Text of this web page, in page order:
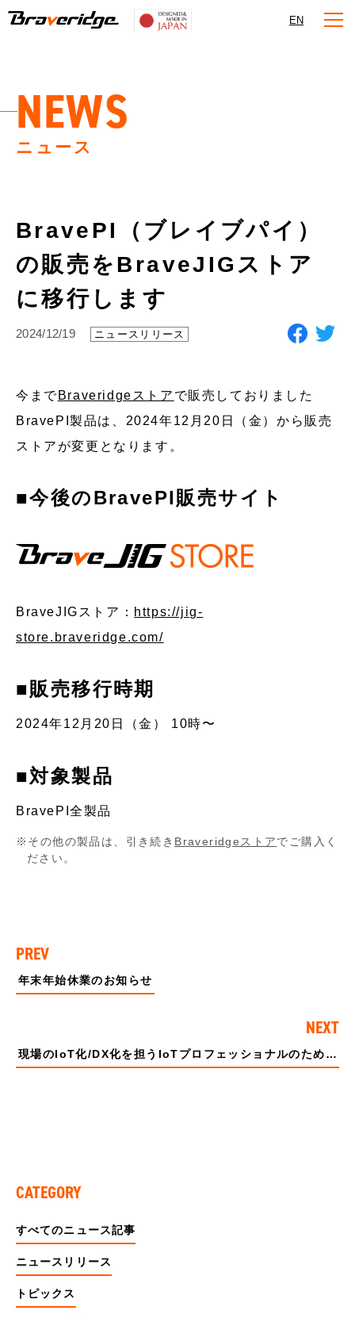
Braveridge
EN
NEWS
ニュース
BravePI（ブレイブパイ）
の販売をBraveJIGストア
に移行します
2024/12/19 ニュースリリース
今までBraveridgeストア で販売しておりました
BravePI製品は、2024年12月20日（金）から販売
ストアが変更となります。
■今後のBravePI販売サイト
BraveJIGストア： https://jig-
store.braveridge.com/
■販売移行時期
2024年12月20日（金） 10時〜
■対象製品
BravePI全製品
その他の製品は、引き続き Braveridgeストアでご購入く
ださい。
PREV
年末年始休業のお知らせ
NEXT
現場のIoT化/DX化を担うIoTプロフェッショナルのためのIoT/DX汎用モジュラーデバイス『BraveJIG』を本日販売開始
CATEGORY
すべてのニュース記事
ニュースリリース
トピックス